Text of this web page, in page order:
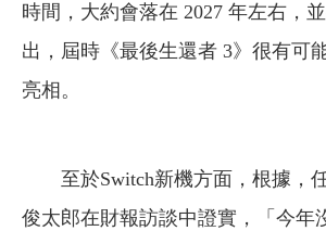
時間，大約會落在 2027 年左右，
出，屆時《最後生還者 3》很有可
亮相。
至於Switch新機方面，根據，
俊太郎在財報訪談中證實，「今年